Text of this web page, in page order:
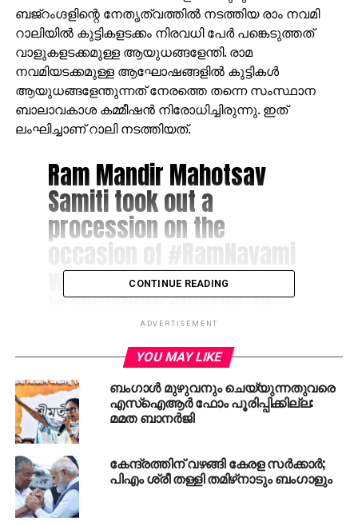
ബജ്‌റംഗ്ദളിന്റെ നേതൃത്വത്തില്‍ നടത്തിയ രാം നവമി
റാലിയില്‍ കുട്ടികളടക്കം നിരവധി പേര്‍ പങ്കെടുത്തത്
വാളുകളടക്കമുള്ള ആയുധങ്ങളേന്തി. രാമ
നവമിയടക്കമുള്ള ആഘോഷങ്ങളില്‍ കുട്ടികള്‍
ആയുധങ്ങളേന്തുന്നത് നേരത്തെ തന്നെ സംസ്ഥാന
ബാലാവകാശ കമ്മീഷന്‍ നിരോധിച്ചിരുന്നു. ഇത്
ലംഘിച്ചാണ് റാലി നടത്തിയത്.
Ram Mandir Mahotsav
Samiti took out a
procession on the
occasion of #RamNavami
where people were seen
brandishing swords, in
West Bengal’s Siliguri
pic.twitter.com/UZudBIo0Hn
— ANI (@ANI)March 25,
2018
പുരുലിയക്കു പുറമെ ബീര്‍ബൂം, പശ്ചിമ മിഡ്‌നാപൂര്‍,
ഹൗറ, കൊല്‍ക്കത്തയുടെ ചില ഭാഗങ്ങള്‍
CONTINUE READING
ADVERTISEMENT
YOU MAY LIKE
ബംഗാള്‍ മുഴുവനും ചെയ്യുന്നതുവരെ
എസ്‌ഐആര്‍ ഫോം പൂരിപ്പിക്കില്ല:
മമത ബാനര്‍ജി
കേന്ദ്രത്തിന് വഴങ്ങി കേരള സര്‍ക്കാര്‍;
പിഎം ശ്രീ തള്ളി തമിഴ്‌നാടും ബംഗാളും